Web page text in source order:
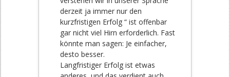
derzeit ja immer nur den
kurzfristigen Erfolg “ ist offenbar
gar nicht viel Hirn erforderlich. Fast
könnte man sagen: Je einfacher,
desto besser.
Langfristiger Erfolg ist etwas